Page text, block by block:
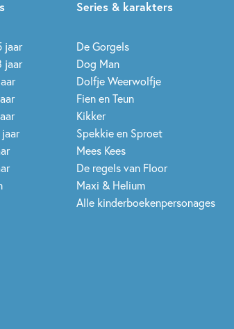
jaar
jaar
Series & karakters
De Gorgels
Dog Man
Dolfje Weerwolfje
Fien en Teun
Kikker
Spekkie en Sproet
Mees Kees
De regels van Floor
Maxi & Helium
Alle kinderboekenpersonages